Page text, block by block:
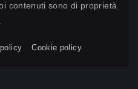
contenuti sono di proprietà
Cookie policy